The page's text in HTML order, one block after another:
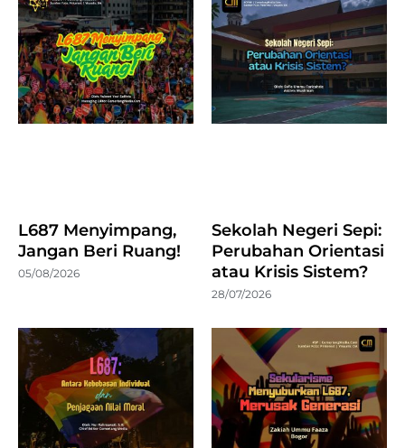
L687 Menyimpang,
Jangan Beri Ruang!
05/08/2026
Sekolah Negeri Sepi:
Perubahan Orientasi
atau Krisis Sistem?
28/07/2026